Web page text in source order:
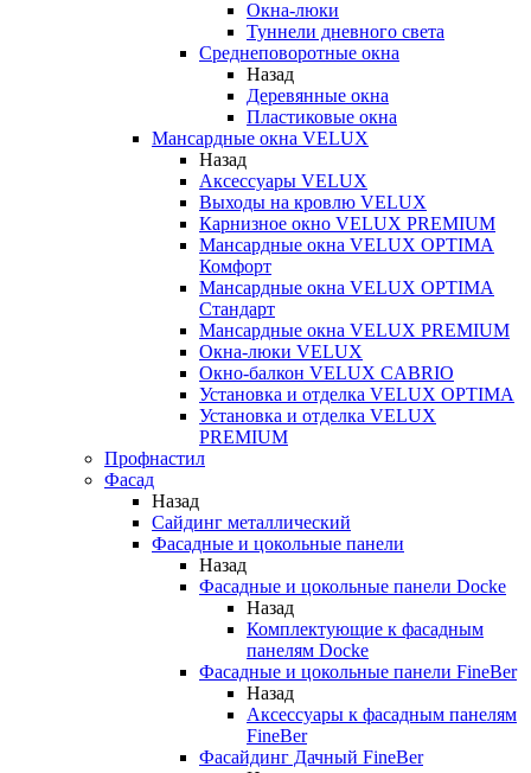
Окна-люки
Туннели дневного света
Среднеповоротные окна
Назад
Деревянные окна
Пластиковые окна
Мансардные окна VELUX
Назад
Аксессуары VELUX
Выходы на кровлю VELUX
Карнизное окно VELUX PREMIUM
Мансардные окна VELUX OPTIMA
Комфорт
Мансардные окна VELUX OPTIMA
Стандарт
Мансардные окна VELUX PREMIUM
Окна-люки VELUX
Окно-балкон VELUX CABRIO
Установка и отделка VELUX OPTIMA
Установка и отделка VELUX
PREMIUM
Профнастил
Фасад
Назад
Сайдинг металлический
Фасадные и цокольные панели
Назад
Фасадные и цокольные панели Docke
Назад
Комплектующие к фасадным
панелям Docke
Фасадные и цокольные панели FineBer
Назад
Аксессуары к фасадным панелям
FineBer
Фасайдинг Дачный FineBer